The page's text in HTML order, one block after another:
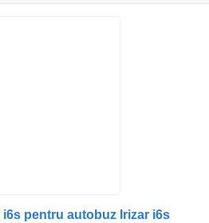
pentru autobuz Irizar i6s